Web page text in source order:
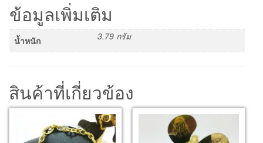
ข้อมูลเพิ่มเติม
น้ำหนัก 3.79 กรัม
สินค้าที่เกี่ยวข้อง